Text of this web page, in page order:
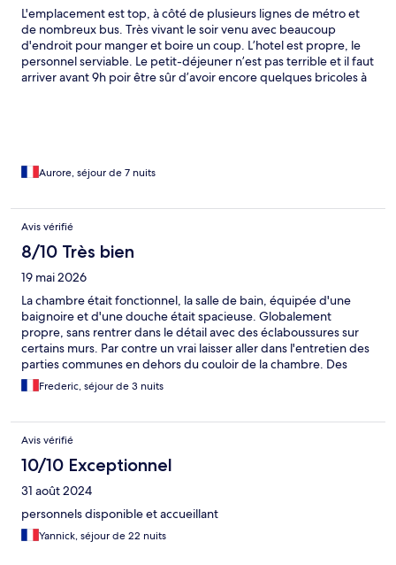
L'emplacement est top, à côté de plusieurs lignes de métro et
de nombreux bus. Très vivant le soir venu avec beaucoup
d'endroit pour manger et boire un coup. L’hotel est propre, le
personnel serviable. Le petit-déjeuner n’est pas terrible et il faut
arriver avant 9h poir être sûr d’avoir encore quelques bricoles à
Aurore, séjour de 7 nuits
Avis vérifié
8/10 Très bien
19 mai 2026
La chambre était fonctionnel, la salle de bain, équipée d'une
baignoire et d'une douche était spacieuse. Globalement
propre, sans rentrer dans le détail avec des éclaboussures sur
certains murs. Par contre un vrai laisser aller dans l'entretien des
parties communes en dehors du couloir de la chambre. Des
choses qui trainent partout, le sol sale, la salle du petit déjeuner
ne fait pas propre, ça ne donne pas envie !
Frederic, séjour de 3 nuits
Avis vérifié
10/10 Exceptionnel
31 août 2024
personnels disponible et accueillant
Yannick, séjour de 22 nuits